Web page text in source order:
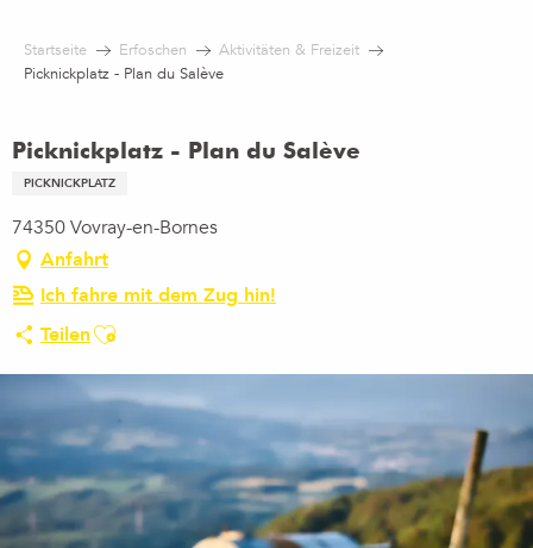
contenu
Startseite Erfoschen
Aktivitäten & Freizeit
Picknickplatz - Plan du Salève
Picknickplatz - Plan du Salève
PICKNICKPLATZ
74350 Vovray-en-Bornes
Anfahrt
Ich fahre mit dem Zug hin!
TeilenAjouter aux favoris